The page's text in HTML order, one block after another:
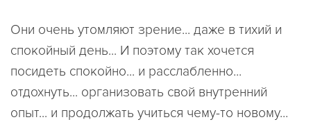
Они очень утомляют зрение... даже в тихий и
спокойный день... И поэтому так хочется
посидеть спокойно... и расслабленно...
отдохнуть... организовать свой внутренний
опыт... и продолжать учиться чему-то новому...